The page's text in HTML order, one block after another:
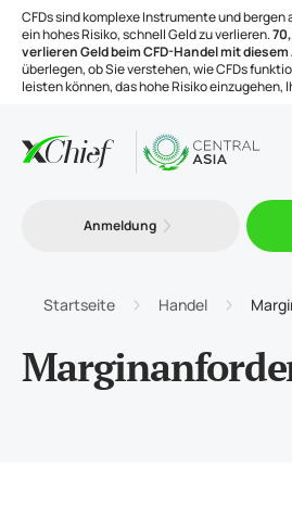
CFDs sind komplexe Instrumente und
ein hohes Risiko, schnell Geld zu verlieren.
verlieren Geld beim CFD-Handel mit
überlegen, ob Sie verstehen, wie CFDs
leisten können, das hohe Risiko einzugehen,
Handelsinstrumente
Anmeldung
Startseite Handel